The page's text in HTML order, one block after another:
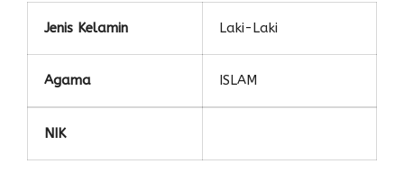
Jenis Kelamin Laki-Laki
Agama ISLAM
NIK